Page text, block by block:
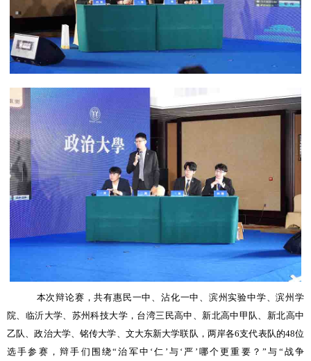
本次辩论赛，共有惠民一中、沾化一中、滨州实验中学、滨州学
院、临沂大学、苏州科技大学，台湾三民高中、新北高中甲队、新北高中
乙队、政治大学、铭传大学、文大东新大学联队，两岸各6支代表队的48位
选手参赛，辩手们围绕“治军中‘仁’与‘严’哪个更重要？” 与 “战争